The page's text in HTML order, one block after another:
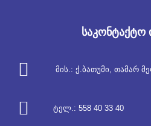
საკონტაქტო
მის.: ქ. ბათუმი, თამარ
ტელ.: 558 40 33 40